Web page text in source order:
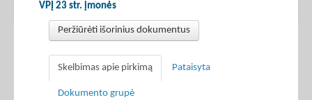
VPĮ 23 str. įmonės
Peržiūrėti išorinius dokumentus
Skelbimas apie pirkimą Pataisyta
Dokumento grupė